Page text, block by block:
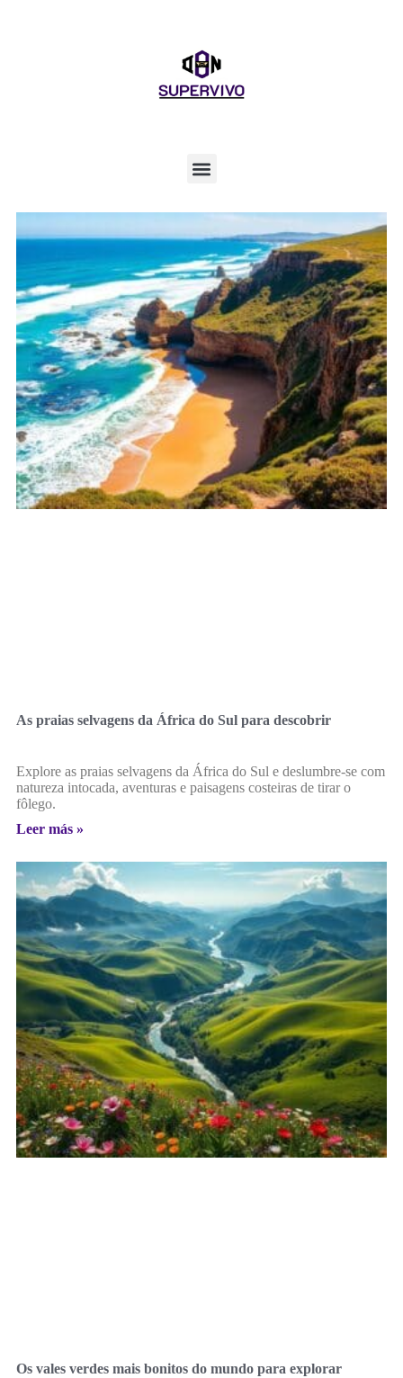
As praias selvagens da África do Sul para descobrir
Explore as praias selvagens da África do Sul e deslumbre-se com
natureza intocada, aventuras e paisagens costeiras de tirar o
fôlego.
Leer más »
Os vales verdes mais bonitos do mundo para explorar